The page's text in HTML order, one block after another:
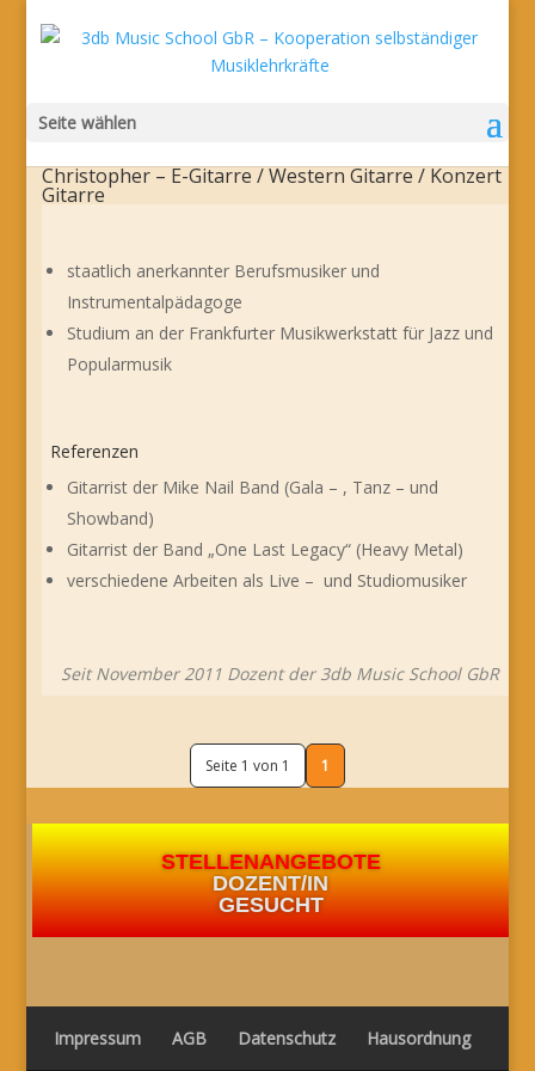
Seite wählen
Christopher – E-Gitarre / Western Gitarre / Konzert
Gitarre
staatlich anerkannter Berufsmusiker und
Instrumentalpädagoge
Studium an der Frankfurter Musikwerkstatt für Jazz und
Popularmusik
Referenzen
Gitarrist der Mike Nail Band (Gala – , Tanz – und
Showband)
Gitarrist der Band „One Last Legacy“ (Heavy Metal)
verschiedene Arbeiten als Live – und Studiomusiker
Seit November 2011 Dozent der 3db Music School GbR
Seite 1 von 1 1
STELLENANGEBOTE
DOZENT/IN
GESUCHT
Impressum AGB Datenschutz Hausordnung